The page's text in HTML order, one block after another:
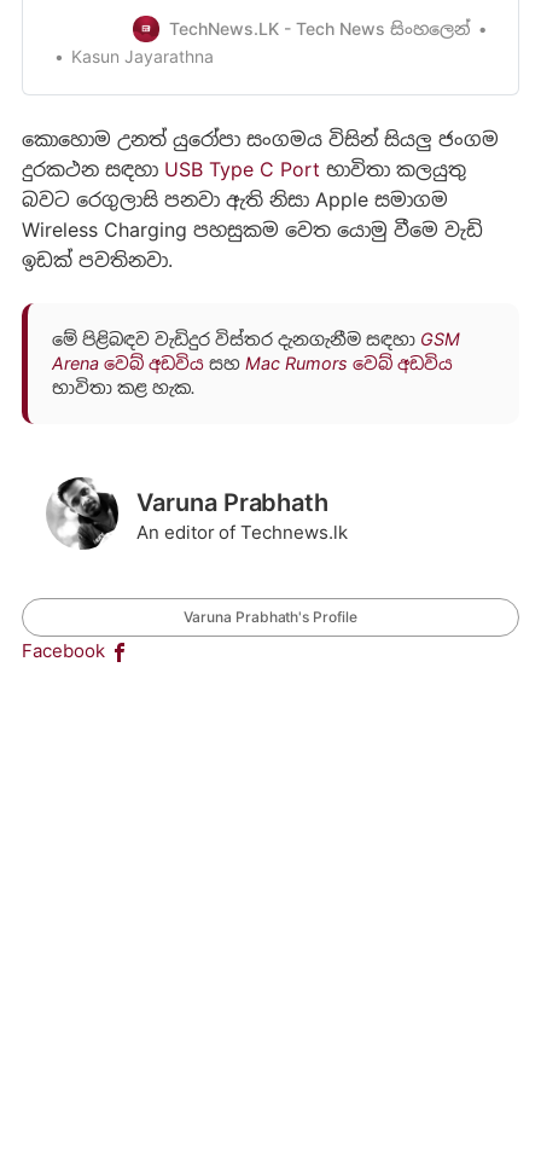
දුරකථන ක්‍රමයෙන් මෙයට අනුගත වුණත් තවමත් Micro
USBසහ වෙනත් port වර්ග අන්තර්ගත වන ජංගම
ඒකාධිකාරය පවත්වාගැනීම ව…
TechNews.LK - Tech News සිංහලෙන්
Kasun Jayarathna
කොහොම උනත් යුරෝපා සංගමය විසින් සියලු ජංගම
දුරකථන සඳහා USB Type C Port භාවිතා කලයුතු
බවට රෙගුලාසි පනවා ඇති නිසා Apple සමාගම
Wireless Charging පහසුකම වෙත යොමු වීමෙ වැඩි
ඉඩක් පවතිනවා.
මේ පිළිබඳව වැඩිදුර විස්තර දැනගැනීම සඳහා GSM
Arena වෙබ් අඩවියසහ Mac Rumors වෙබ් අඩවිය
භාවිතා කළ හැක.
Varuna Prabhath
An editor of Technews.lk
Varuna Prabhath's Profile
Facebook